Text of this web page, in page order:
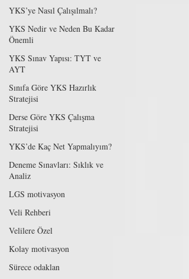
YKS’ye Nasıl Çalışılmalı?
YKS Nedir ve Neden Bu Kadar
Önemli
YKS Sınav Yapısı: TYT ve
AYT
Sınıfa Göre YKS Hazırlık
Stratejisi
Derse Göre YKS Çalışma
Stratejisi
YKS’de Kaç Net Yapmalıyım?
Deneme Sınavları: Sıklık ve
Analiz
LGS motivasyon
Veli Rehberi
Velilere Özel
Kolay motivasyon
Sürece odaklan